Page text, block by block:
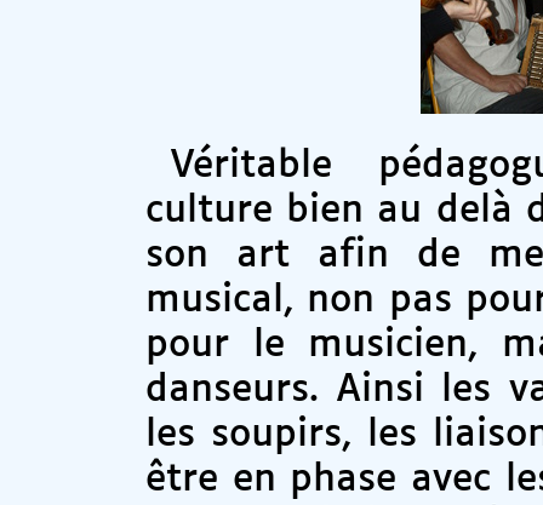
Véritable
culture bien au delà
son art afin de
musical, non pas
pour le musicien,
danseurs. Ainsi les
les soupirs, les
être en phase avec